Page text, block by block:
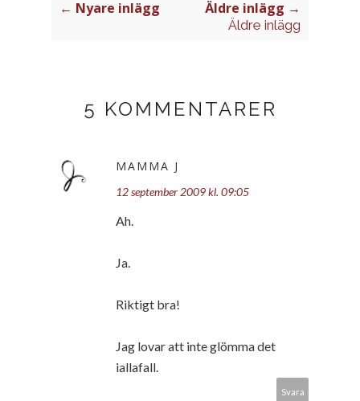
← Nyare inlägg Äldre inlägg →
Äldre inlägg
5 KOMMENTARER
MAMMA J
12 september 2009 kl. 09:05
Ah.
Ja.
Riktigt bra!
Jag lovar att inte glömma det
iallafall.
Svara